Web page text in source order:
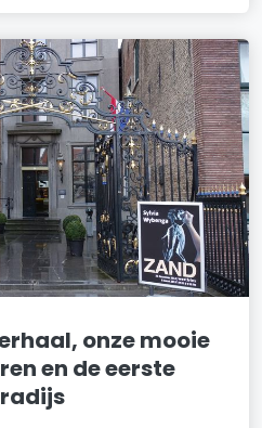
onze mooie
en de eerste